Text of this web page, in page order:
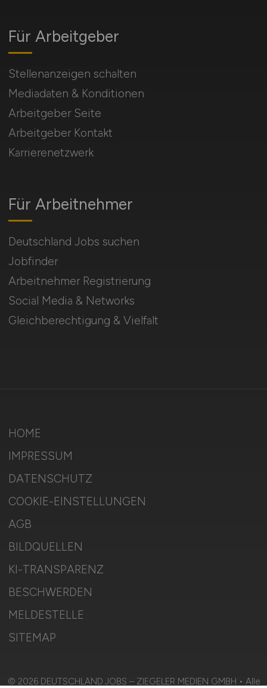
Für Arbeitnehmer
Deutschland Jobs suchen
Jobfinder
Arbeitnehmer Registrierung
Social Media & Networks
Gleichberechtigung & Vielfalt
Für Arbeitgeber
Stellenanzeigen schalten
Mediadaten & Konditionen
Arbeitgeber Seite
Arbeitgeber Kontakt
Karrierenetzwerk
HOME
IMPRESSUM
DATENSCHUTZ
COOKIE-EINSTELLUNGEN
AGB
BILDQUELLEN
KI-TRANSPARENZ
BESCHWERDEN
MELDESTELLE
SITEMAP
© 2026 DEUTSCHLAND.JOBS – ZIEGELER MEDIEN GMBH • Alle